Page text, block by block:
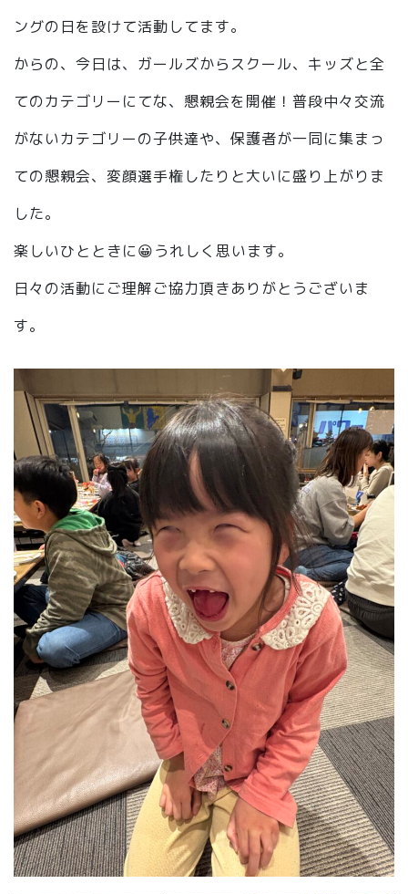
ングの日を設けて活動してます。
からの、今日は、ガールズからスクール、キッズと全
てのカテゴリーにてな、懇親会を開催！普段中々交流
がないカテゴリーの子供達や、保護者が一同に集まっ
ての懇親会、変顔選手権したりと大いに盛り上がりま
した。
楽しいひとときに😀うれしく思います。
日々の活動にご理解ご協力頂きありがとうございま
す。